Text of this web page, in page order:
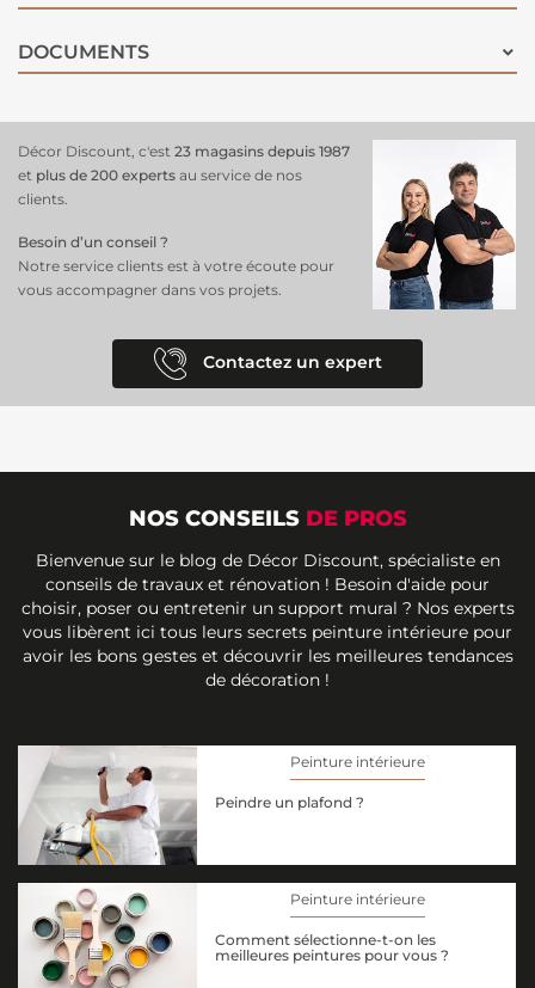
DOCUMENTS
Décor Discount, c'est 23 magasins depuis 1987
et plus de 200 experts au service de nos
clients.
Besoin d’un conseil ?
Notre service clients est à votre écoute pour
vous accompagner dans vos projets.
Contactez un expert
NOS CONSEILS DE PROS
Bienvenue sur le blog de Décor Discount, spécialiste en
conseils de travaux et rénovation ! Besoin d'aide pour
choisir, poser ou entretenir un support mural ? Nos experts
vous libèrent ici tous leurs secrets peinture intérieure pour
avoir les bons gestes et découvrir les meilleures tendances
de décoration !
Peinture intérieure
Peindre un plafond ?
Peinture intérieure
Comment sélectionne-t-on les
meilleures peintures pour vous ?